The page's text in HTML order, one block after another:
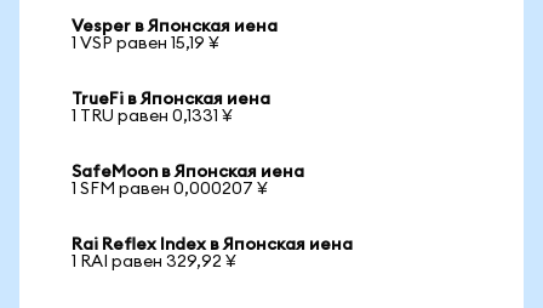
Vesper в Японская иена
1 VSP равен 15,19 ¥
TrueFi в Японская иена
1 TRU равен 0,1331 ¥
SafeMoon в Японская иена
1 SFM равен 0,000207 ¥
Rai Reflex Index в Японская иена
1 RAI равен 329,92 ¥